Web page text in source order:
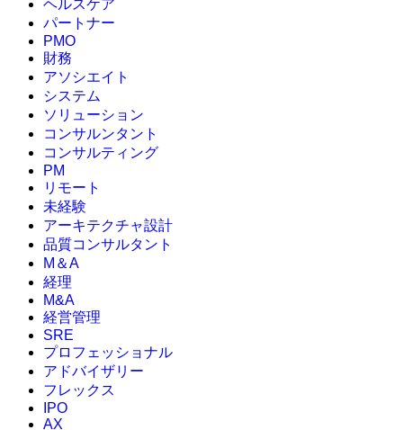
ヘルスケア
パートナー
PMO
財務
アソシエイト
システム
ソリューション
コンサルンタント
コンサルティング
PM
リモート
未経験
アーキテクチャ設計
品質コンサルタント
M＆A
経理
M&A
経営管理
SRE
プロフェッショナル
アドバイザリー
フレックス
IPO
AX